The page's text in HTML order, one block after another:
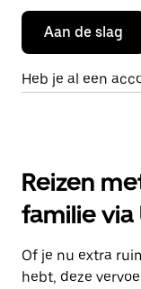
Aan de slag
Heb je al een
Reizen
familie via
Of je nu extra
hebt, deze